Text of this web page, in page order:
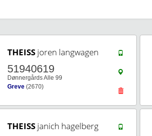
THEISS joren langwagen
51940619
Dønnergårds Alle 99
Greve (2670)
THEISS janich hagelberg